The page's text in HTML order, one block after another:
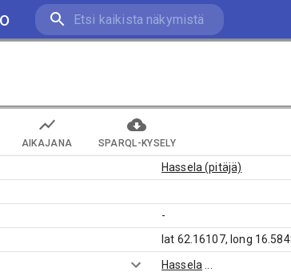
AIKAJANA SPARQL-KYSELY
Hassela (pitäjä)
-
lat 62.16107, long
Hassela